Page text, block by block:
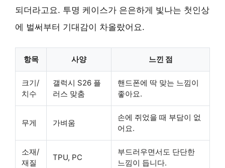
되더라고요. 투명 케이스가 은은하게 빛나는 첫인상
에 벌써부터 기대감이 차올랐어요.
항목 사양 느낀 점
크기/
치수
갤럭시 S26 플
러스 맞춤
핸드폰에 딱 맞는 느낌이
좋아요.
무게 가벼움
손에 쥐었을 때 부담이 없
어요.
소재/
재질
TPU, PC
부드러우면서도 단단한
느낌이 듭니다.